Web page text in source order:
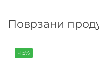
Поврзани
-15%